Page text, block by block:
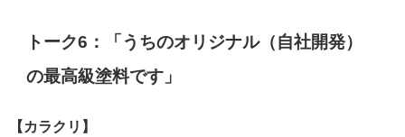
トーク6：「うちのオリジナル（自社開発）
の最高級塗料です」
【カラクリ】